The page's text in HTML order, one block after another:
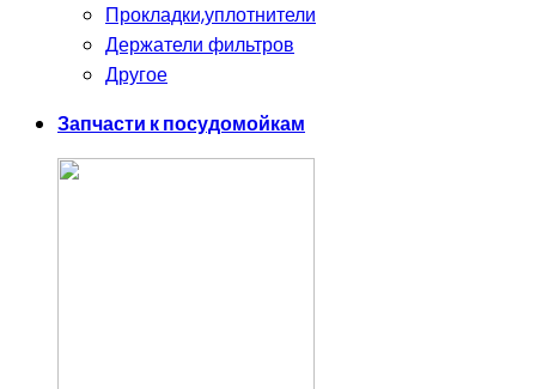
Прокладки,уплотнители
Держатели фильтров
Другое
Запчасти к посудомойкам